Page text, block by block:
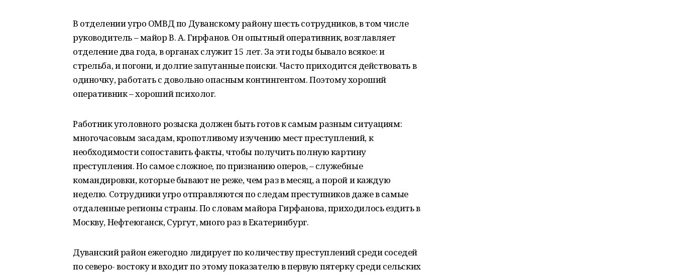
В отделении угро ОМВД по Дуванскому району шесть сотрудников, в том числе
руководитель – майор В. А. Гирфанов. Он опытный оперативник, возглавляет
отделение два года, в органах служит 15 лет. За эти годы бывало всякое: и
стрельба, и погони, и долгие запутанные поиски. Часто приходится действовать в
одиночку, работать с довольно опасным контингентом. Поэтому хороший
оперативник – хороший психолог.
Работник уголовного розыска должен быть готов к самым разным ситуациям:
многочасовым засадам, кропотливому изучению мест преступлений, к
необходимости сопоставить факты, чтобы получить полную картину
преступления. Но самое сложное, по признанию оперов, – служебные
командировки, которые бывают не реже, чем раз в месяц, а порой и каждую
неделю. Сотрудники угро отправляются по следам преступников даже в самые
отдаленные регионы страны. По словам майора Гирфанова, приходилось ездить в
Москву, Нефтеюганск, Сургут, много раз в Екатеринбург.
Дуванский район ежегодно лидирует по количеству преступлений среди соседей
по северо- востоку и входит по этому показателю в первую пятерку среди сельских